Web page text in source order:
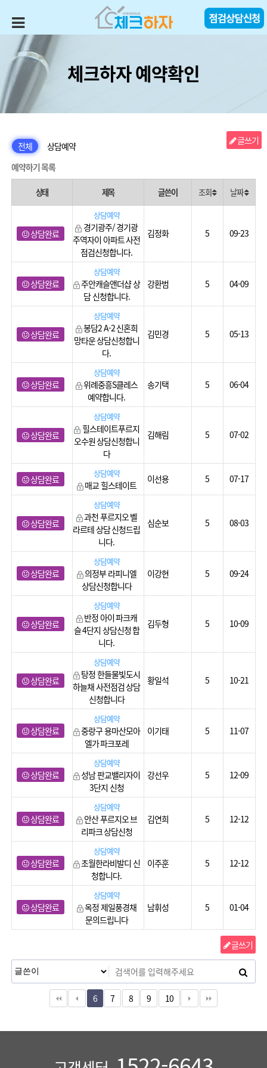
체크하자 예약확인
글쓰기
전체
상담예약
예약하기 목록
상태 제목 글쓴이 조회 날짜
상담완료
상담예약
경기광주/ 경기광
주역자이 아파트 사전
점검신청합니다.
김정화 5 09-23
상담완료
상담예약
주안캐슬앤더샵 상
담 신청합니다.
강환범 5 04-09
상담완료
상담예약
봉담2 A-2 신혼희
망타운 상담신청합니
다.
김민경 5 05-13
상담완료
상담예약
위례중흥S클레스
예약합니다.
송기택 5 06-04
상담완료
상담예약
힐스테이트푸르지
오수원 상담신청합니
다
김해림 5 07-02
상담완료
상담예약
매교 힐스테이트
이선용 5 07-17
상담완료
상담예약
과천 푸르지오 벨
라르테 상담 신청드립
니다.
심순보 5 08-03
상담완료
상담예약
의정부 라피니엘
상담신청합니다
이강현 5 09-24
상담완료
상담예약
반정 아이 파크캐
슬 4단지 상담신청 합
니다.
김두형 5 10-09
상담완료
상담예약
탕정 한들물빛도시
하늘채 사전점검 상담
신청합니다
황일석 5 10-21
상담완료
상담예약
중랑구 용마산모아
엘가 파크포레
이기태 5 11-07
상담완료
상담예약
성남 판교밸리자이
3단지 신청
강선우 5 12-09
상담완료
상담예약
안산 푸르지오 브
리파크 상담신청
김연희 5 12-12
상담완료
상담예약
초월한라비발디 신
청합니다.
이주훈 5 12-12
상담완료
상담예약
옥정 제일풍경채
문의드립니다
남휘성 5 01-04
글쓰기
6 7 8 9 10